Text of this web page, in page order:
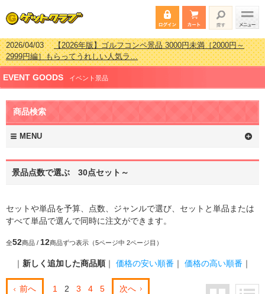
2026/04/03【2026年版】ゴルフコンペ景品 3000円未満［2000円～
2999円編］もらってうれしい人気ラ…
2026/02/16【2026年版】結婚式の二次会で貰って嬉しい景品とは？ 更
新しました！
2026/02/03【2026年版】ゴルフコンペ景品 3000円未満［2000円～
2999円編］もらってうれしい人気ラ…
2026/07/15
ング 更新しました！
EVENT GOODS イベント景品
商品検索
MENU
景品点数で選ぶ 30点セット～
セットや単品を予算、点数、ジャンルで選び、セットと単品または
すべて単品で選んで同時に注文ができます。
全52商品 / 12商品ずつ表示（5ページ中 2ページ目）
｜ 新しく追加した商品順 ｜ 価格の安い順番 ｜ 価格の高い順番 ｜
前へ 1 2 3 4 5 次へ